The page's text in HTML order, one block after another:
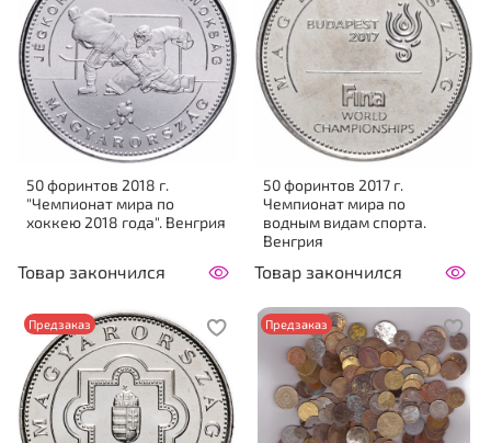
50 форинтов 2018 г.
"Чемпионат мира по
хоккею 2018 года". Венгрия
Товар закончился
50 форинтов 2017 г.
Чемпионат мира по
водным видам спорта.
Венгрия
Товар закончился
Предзаказ Предзаказ